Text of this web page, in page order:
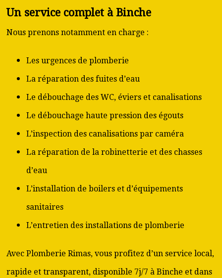
Un service complet à Binche
Nous prenons notamment en charge :
Les urgences de plomberie
La réparation des fuites d’eau
Le débouchage des WC, éviers et canalisations
Le débouchage haute pression des égouts
L’inspection des canalisations par caméra
La réparation de la robinetterie et des chasses
d’eau
L’installation de boilers et d’équipements
sanitaires
L’entretien des installations de plomberie
Avec Plomberie Rimas, vous profitez d’un service local,
rapide et transparent, disponible 7j/7 à Binche et dans